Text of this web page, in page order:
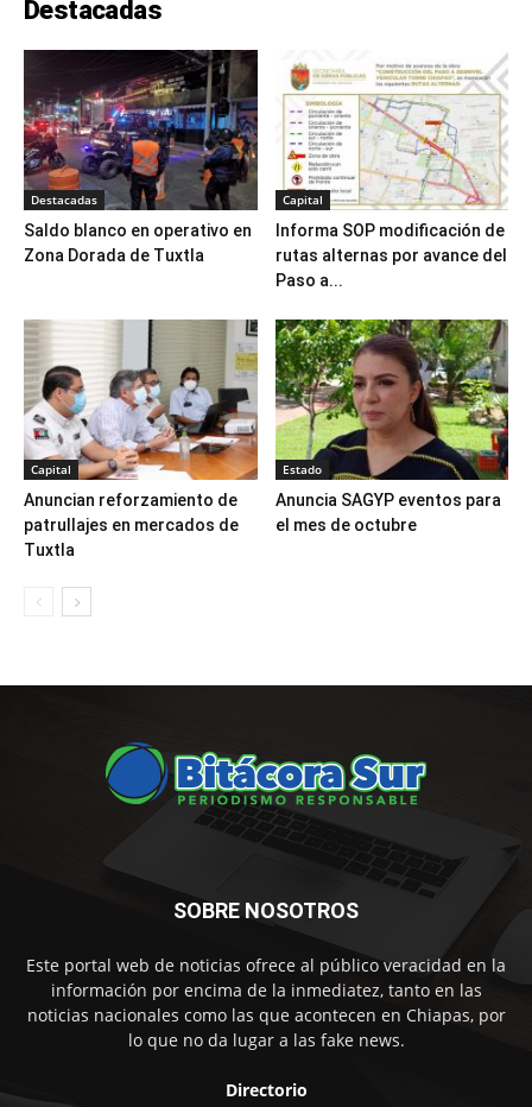
Destacadas
Destacadas
Saldo blanco en operativo en
Zona Dorada de Tuxtla
Capital
Informa SOP modificación de
rutas alternas por avance del
Paso a...
Capital
Anuncian reforzamiento de
patrullajes en mercados de
Tuxtla
Estado
Anuncia SAGYP eventos para
el mes de octubre
SOBRE NOSOTROS
Este portal web de noticias ofrece al público veracidad en la
información por encima de la inmediatez, tanto en las
noticias nacionales como las que acontecen en Chiapas, por
lo que no da lugar a las fake news.
Directorio